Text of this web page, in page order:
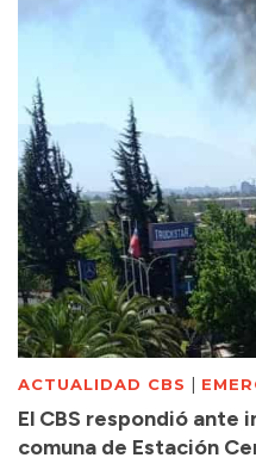
ACTUALIDAD CBS |
El CBS respondió ante
comuna de Estación